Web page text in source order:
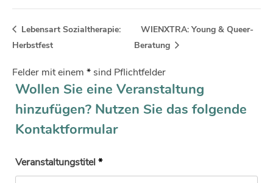
Lebensart Sozialtherapie:
Herbstfest
WIENXTRA: Young & Queer-
Beratung
Felder mit einem * sind Pflichtfelder
Wollen Sie eine Veranstaltung
hinzufügen? Nutzen Sie das folgende
Kontaktformular
Veranstaltungstitel*